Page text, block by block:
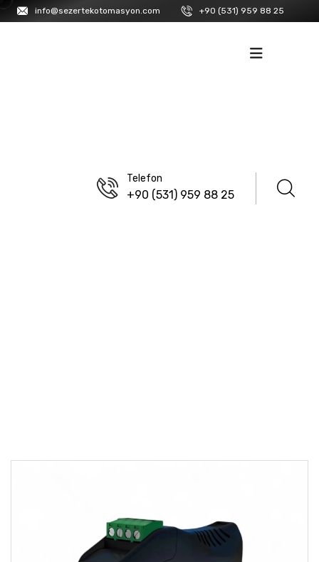
info@sezertekotomasyon.com +90 (531) 959 88 25
Telefon
+90 (531) 959 88 25